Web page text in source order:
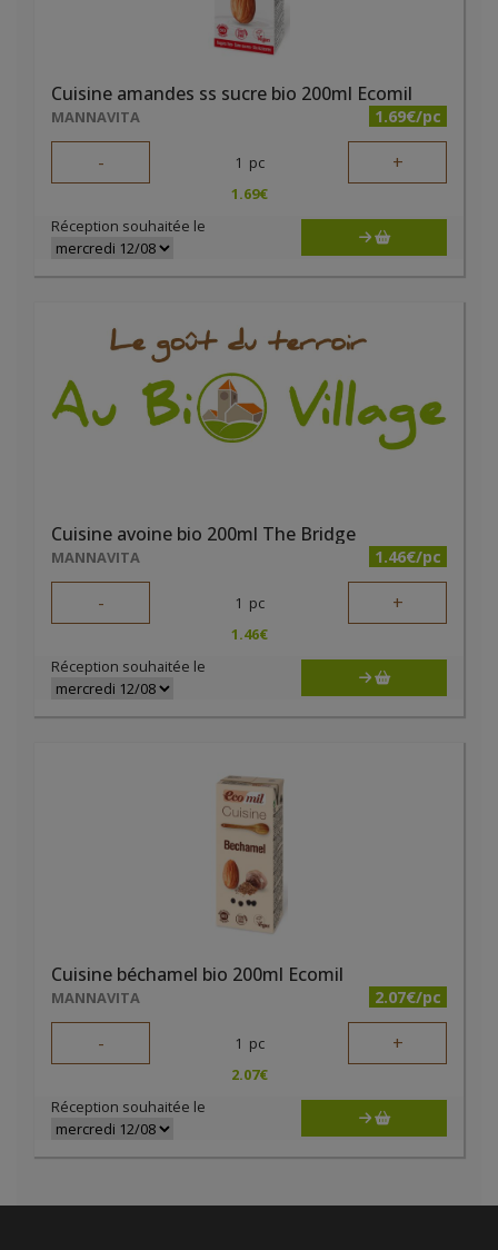
Cuisine amandes ss sucre bio 200ml Ecomil
MANNAVITA 1.69€/pc
- 1 pc +
1.69€
Réception souhaitée le
Cuisine avoine bio 200ml The Bridge
MANNAVITA 1.46€/pc
- 1 pc +
1.46€
Réception souhaitée le
Cuisine béchamel bio 200ml Ecomil
MANNAVITA 2.07€/pc
- 1 pc +
2.07€
Réception souhaitée le